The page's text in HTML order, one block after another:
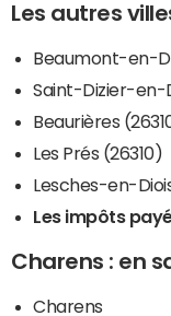
Les autres
Beaumont-en-
Saint-Dizier-en-
Beaurières
Les Prés (26310)
Lesches-en-
Les impôts
Charens : en
Charens